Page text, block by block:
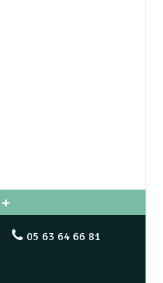
05 63 64 66 81